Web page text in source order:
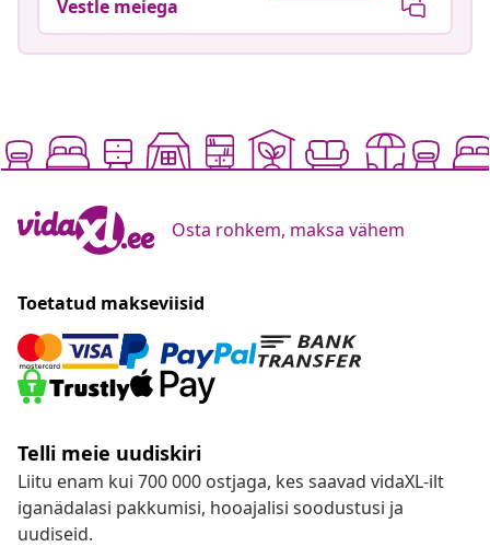
Vestle meiega
Osta rohkem, maksa vähem
Toetatud makseviisid
Telli meie uudiskiri
Liitu enam kui 700 000 ostjaga, kes saavad vidaXL-ilt
iganädalasi pakkumisi, hooajalisi soodustusi ja
uudiseid.